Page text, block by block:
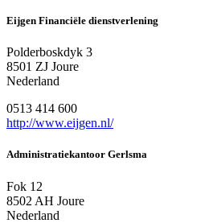
Eijgen Financiële dienstverlening
Polderboskdyk 3
8501 ZJ Joure
Nederland
0513 414 600
http://www.eijgen.nl/
Administratiekantoor Gerlsma
Fok 12
8502 AH Joure
Nederland